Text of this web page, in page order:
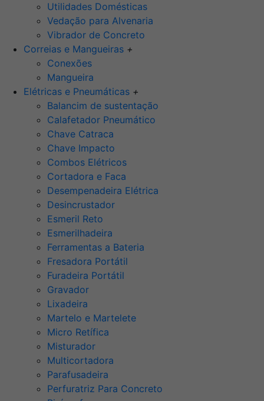
Utilidades Domésticas
Vedação para Alvenaria
Vibrador de Concreto
Correias e Mangueiras +
Conexões
Mangueira
Elétricas e Pneumáticas +
Balancim de sustentação
Calafetador Pneumático
Chave Catraca
Chave Impacto
Combos Elétricos
Cortadora e Faca
Desempenadeira Elétrica
Desincrustador
Esmeril Reto
Esmerilhadeira
Ferramentas a Bateria
Fresadora Portátil
Furadeira Portátil
Gravador
Lixadeira
Martelo e Martelete
Micro Retífica
Misturador
Multicortadora
Parafusadeira
Perfuratriz Para Concreto